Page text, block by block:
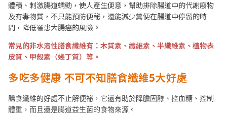
體積、刺激腸道蠕動，使人產生便意，幫助排除腸道中的代謝廢物
及有毒物質，不只能預防便秘，還能減少糞便在腸道中停留的時
間，降低罹患大腸癌的風險。
常見的非水溶性膳食纖維有：木質素、纖維素、半纖維素、植物表
皮質、甲殼素（幾丁質）等。
多吃多健康 不可不知膳食纖維5大好處
膳食纖維的好處不止解便祕，它還有助於降膽固醇、控血糖、控制
體重，而且還是腸道益生菌的食物來源。